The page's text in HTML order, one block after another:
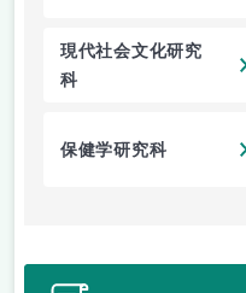
現代社会文化研究
科
保健学研究科